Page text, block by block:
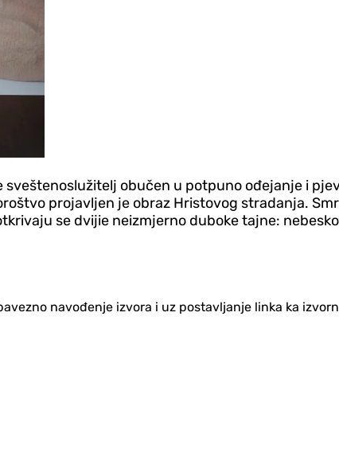
obučen u potpuno ođejanje i
projavljen je obraz Hristovog stradanja.
se dvijie neizmjerno duboke tajne:
navođenje izvora i uz postavljanje linka ka